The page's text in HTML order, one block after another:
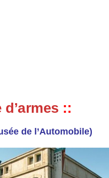
::
de l’Automobile)